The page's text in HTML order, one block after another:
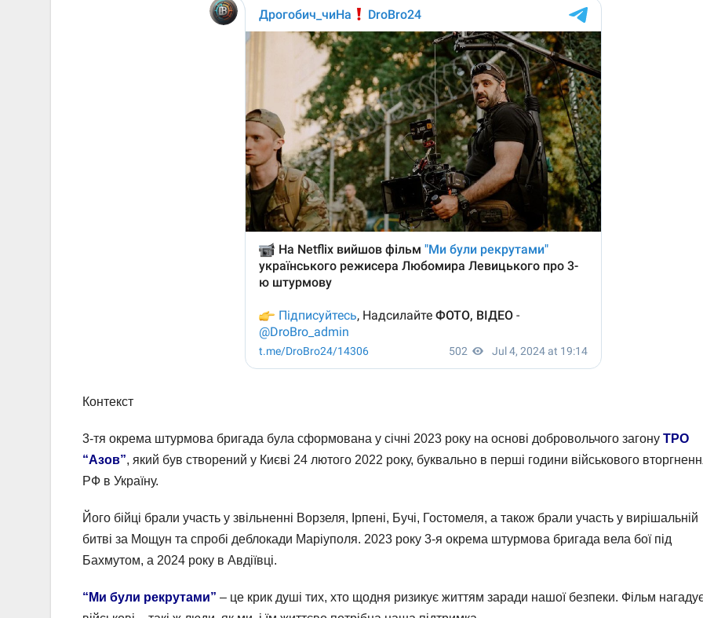
Контекст
3-тя окрема штурмова бригада була сформована у січні 2023 року на основі добровольчого загону ТРО
“Азов”, який був створений у Києві 24 лютого 2022 року, буквально в перші години військового
РФ в Україну.
Його бійці брали участь у звільненні Ворзеля, Ірпені, Бучі, Гостомеля, а також брали участь у вирішальній
битві за Мощун та спробі деблокади Маріуполя. 2023 року 3-я окрема штурмова бригада вела бої під
Бахмутом, а 2024 року в Авдіївці.
“Ми були рекрутами” – це крик душі тих, хто щодня ризикує життям заради нашої безпеки. Фільм